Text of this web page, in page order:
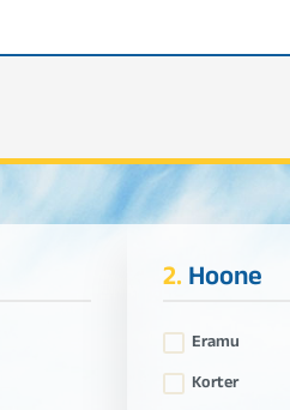
2.Hoone
Eramu
Korter